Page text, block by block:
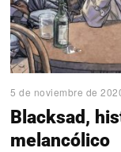
5 de noviembre de
Blacksad,
melancólico